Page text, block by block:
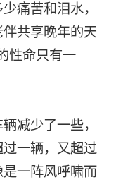
痛苦和泪水，
共享晚年的天
性命只有一
减少了一些，
一辆，又超过
一阵风呼啸而